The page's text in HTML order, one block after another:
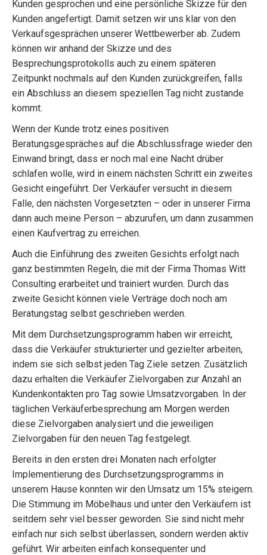
Kunden gesprochen und eine persönliche Skizze für den
Kunden angefertigt. Damit setzen wir uns klar von den
Verkaufsgesprächen unserer Wettbewerber ab. Zudem
können wir anhand der Skizze und des
Besprechungsprotokolls auch zu einem späteren
Zeitpunkt nochmals auf den Kunden zurückgreifen, falls
ein Abschluss an diesem speziellen Tag nicht zustande
kommt.
Wenn der Kunde trotz eines positiven
Beratungsgespräches auf die Abschlussfrage wieder den
Einwand bringt, dass er noch mal eine Nacht drüber
schlafen wolle, wird in einem nächsten Schritt ein zweites
Gesicht eingeführt. Der Verkäufer versucht in diesem
Falle, den nächsten Vorgesetzten – oder in unserer Firma
dann auch meine Person – abzurufen, um dann zusammen
einen Kaufvertrag zu erreichen.
Auch die Einführung des zweiten Gesichts erfolgt nach
ganz bestimmten Regeln, die mit der Firma Thomas Witt
Consulting erarbeitet und trainiert wurden. Durch das
zweite Gesicht können viele Verträge doch noch am
Beratungstag selbst geschrieben werden.
Mit dem Durchsetzungsprogramm haben wir erreicht,
dass die Verkäufer strukturierter und gezielter arbeiten,
indem sie sich selbst jeden Tag Ziele setzen. Zusätzlich
dazu erhalten die Verkäufer Zielvorgaben zur Anzahl an
Kundenkontakten pro Tag sowie Umsatzvorgaben. In der
täglichen Verkäuferbesprechung am Morgen werden
diese Zielvorgaben analysiert und die jeweiligen
Zielvorgaben für den neuen Tag festgelegt.
Bereits in den ersten drei Monaten nach erfolgter
Implementierung des Durchsetzungsprogramms in
unserem Hause konnten wir den Umsatz um 15% steigern.
Die Stimmung im Möbelhaus und unter den Verkäufern ist
seitdem sehr viel besser geworden. Sie sind nicht mehr
einfach nur sich selbst überlassen, sondern werden aktiv
geführt. Wir arbeiten einfach konsequenter und